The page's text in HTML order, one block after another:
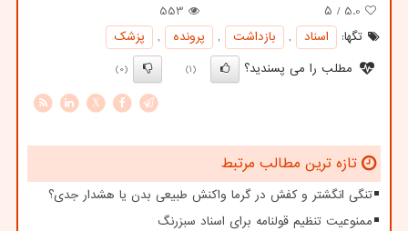
5.0 / ۵
553
تگها:
اسناد , بازداشت , پرونده ,
پزشك
مطلب را می پسندید؟
(1)
(0)
X
تازه ترین مطالب مرتبط
تنگی انگشتر و کفش در گرما واکنش طبیعی بدن یا هشدار جدی؟
ممنوعیت تنظیم قولنامه برای اسناد سبزرنگ